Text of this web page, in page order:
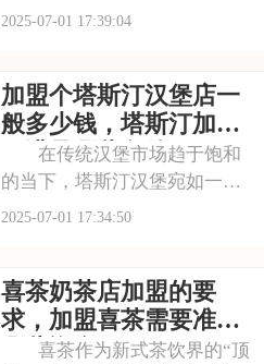
低糖健康’的差异化定位，深受
要多少钱？下面就来看看古茗
开店加盟费及加盟条件，2025
古茗投资预
2025-07-01 17:39:04
加盟个塔斯汀汉堡店一
般多少钱，塔斯汀加盟
要满足哪些条件
在传统汉堡市场趋于饱和
的当下，塔斯汀汉堡宛如一股
清流，以创新的姿态闯入大众
独特的商业模式所吸引，想要
借助塔斯汀的品牌力量开启自
己的创业之路。那么
2025-07-01 17:34:50
喜茶奶茶店加盟的要
求，加盟喜茶需要准备
哪些资金
喜茶作为新式茶饮界的“顶